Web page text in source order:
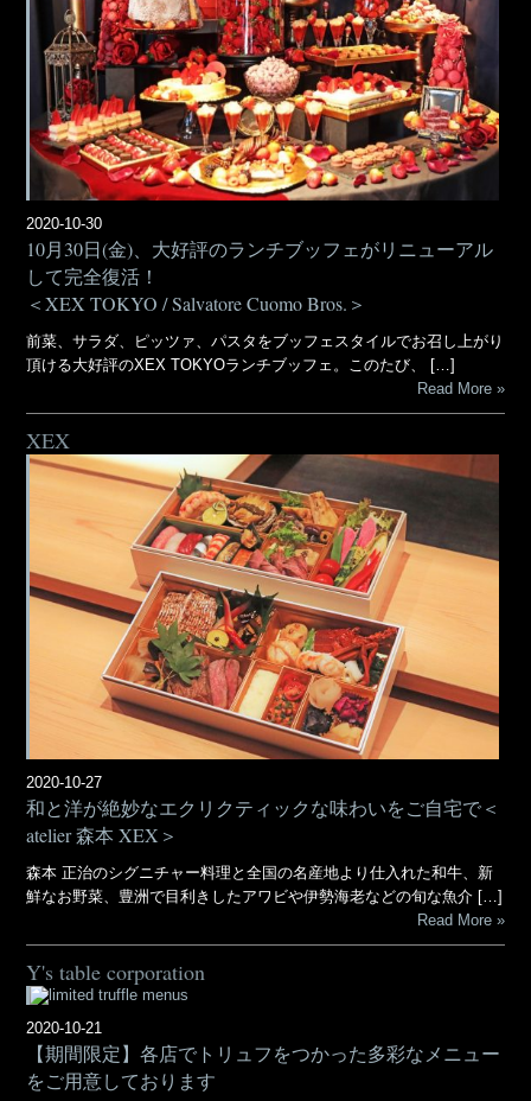
2020-10-30
10月30日(金)、大好評のランチブッフェがリニューアル
して完全復活！
＜XEX TOKYO / Salvatore Cuomo Bros.＞
前菜、サラダ、ピッツァ、パスタをブッフェスタイルでお召し上がり
頂ける大好評のXEX TOKYOランチブッフェ。このたび、 […]
Read More
XEX
2020-10-27
和と洋が絶妙なエクリクティックな味わいをご自宅で＜
atelier 森本 XEX＞
森本 正治のシグニチャー料理と全国の名産地より仕入れた和牛、新
鮮なお野菜、豊洲で目利きしたアワビや伊勢海老などの旬な魚介 […]
Read More
Y's table corporation
2020-10-21
【期間限定】各店でトリュフをつかった多彩なメニュー
をご用意しております